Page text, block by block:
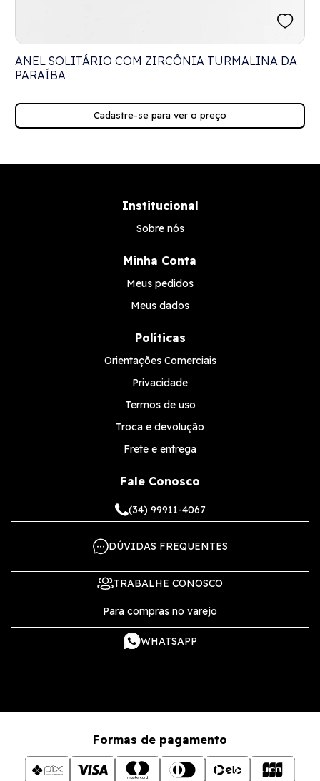
ANEL SOLITÁRIO COM ZIRCÔNIA TURMALINA DA
PARAÍBA
Cadastre-se para ver o preço
Institucional
Sobre nós
Minha Conta
Meus pedidos
Meus dados
Políticas
Orientações Comerciais
Privacidade
Termos de uso
Troca e devolução
Frete e entrega
Fale Conosco
(34) 99911-4067
DÚVIDAS FREQUENTES
TRABALHE CONOSCO
Para compras no varejo
WHATSAPP
Formas de pagamento